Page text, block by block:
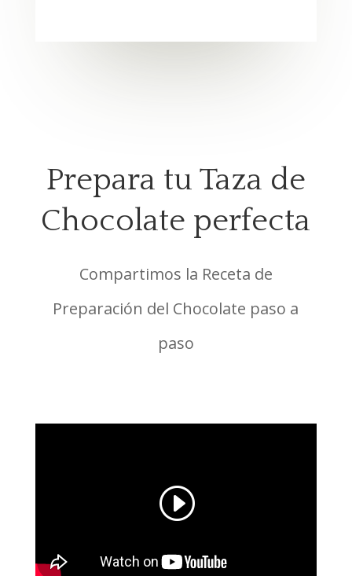
Prepara tu Taza de
Chocolate perfecta
Compartimos la Receta de
Preparación del Chocolate paso a
paso